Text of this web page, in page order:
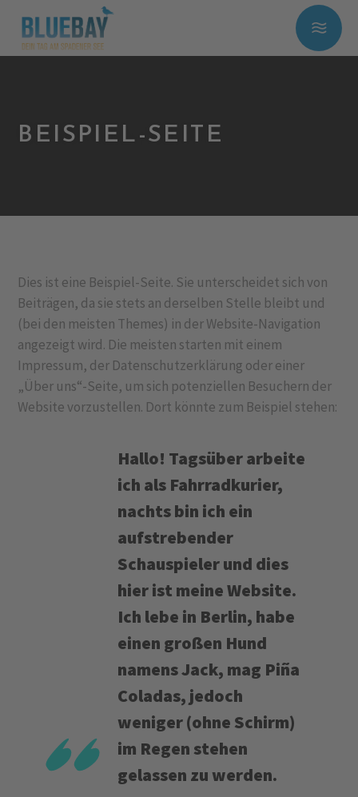
BEISPIEL-SEITE
Dies ist eine Beispiel-Seite. Sie unterscheidet sich von
Beiträgen, da sie stets an derselben Stelle bleibt und
(bei den meisten Themes) in der Website-Navigation
angezeigt wird. Die meisten starten mit einem
Impressum, der Datenschutzerklärung oder einer
„Über uns“-Seite, um sich potenziellen Besuchern der
Website vorzustellen. Dort könnte zum Beispiel stehen:
Hallo! Tagsüber arbeite
ich als Fahrradkurier,
nachts bin ich ein
aufstrebender
Schauspieler und dies
hier ist meine Website.
Ich lebe in Berlin, habe
einen großen Hund
namens Jack, mag Piña
Coladas, jedoch
weniger (ohne Schirm)
im Regen stehen
gelassen zu werden.